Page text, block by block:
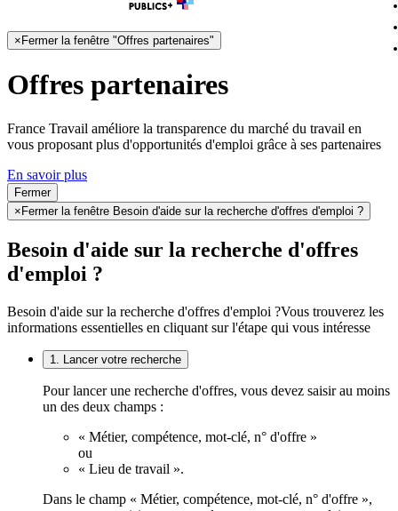
× Fermer la fenêtre "Offres partenaires"
Offres partenaires
France Travail améliore la transparence du marché du travail en
vous proposant plus d'opportunités d'emploi grâce à ses partenaires
En savoir plus
Fermer
× Fermer la fenêtre Besoin d'aide sur la recherche d'offres d'emploi ?
Besoin d'aide sur la recherche d'offres
d'emploi ?
Besoin d'aide sur la recherche d'offres d'emploi ?Vous trouverez les
informations essentielles en cliquant sur l'étape qui vous intéresse
1. Lancer votre recherche
Pour lancer une recherche d'offres, vous devez saisir au moins
un des deux champs :
« Métier, compétence, mot-clé, n° d'offre »
ou
« Lieu de travail ».
Dans le champ « Métier, compétence, mot-clé, n° d'offre »,